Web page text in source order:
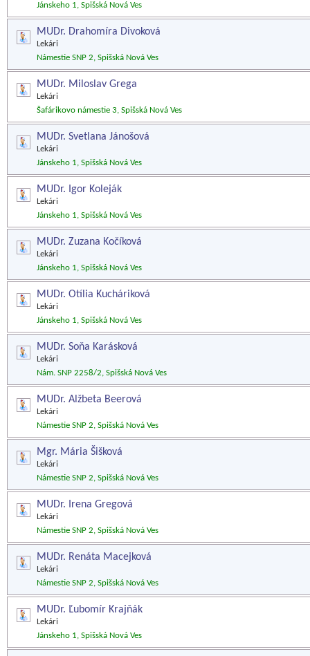
Jánskeho 1, Spišská Nová Ves
MUDr. Drahomíra Divoková
Lekári
Námestie SNP 2, Spišská Nová Ves
MUDr. Miloslav Grega
Lekári
Šafárikovo námestie 3, Spišská Nová Ves
MUDr. Svetlana Jánošová
Lekári
Jánskeho 1, Spišská Nová Ves
MUDr. Igor Koleják
Lekári
Jánskeho 1, Spišská Nová Ves
MUDr. Zuzana Kočíková
Lekári
Jánskeho 1, Spišská Nová Ves
MUDr. Otília Kucháriková
Lekári
Jánskeho 1, Spišská Nová Ves
MUDr. Soňa Karásková
Lekári
Nám. SNP 2258/2, Spišská Nová Ves
MUDr. Alžbeta Beerová
Lekári
Námestie SNP 2, Spišská Nová Ves
Mgr. Mária Šišková
Lekári
Námestie SNP 2, Spišská Nová Ves
MUDr. Irena Gregová
Lekári
Námestie SNP 2, Spišská Nová Ves
MUDr. Renáta Macejková
Lekári
Námestie SNP 2, Spišská Nová Ves
MUDr. Ľubomír Krajňák
Lekári
Jánskeho 1, Spišská Nová Ves